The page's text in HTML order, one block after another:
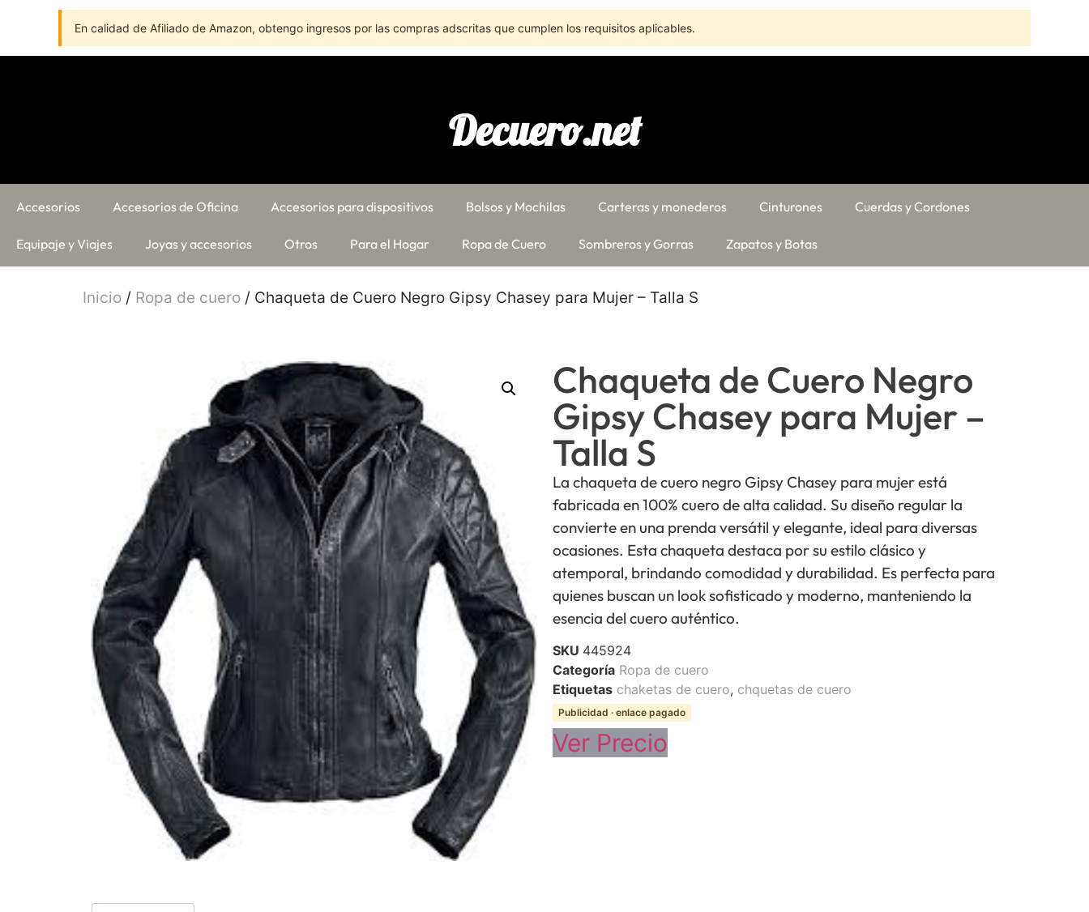
En calidad de Afiliado de Amazon, obtengo ingresos por las compras adscritas que cumplen los requisitos aplicables.
Decuero.net
Accesorios Accesorios de Oficina Accesorios para dispositivos Bolsos y Mochilas Carteras y monederos Cinturones Cuerdas y Cordones
Equipaje y Viajes Joyas y accesorios Otros Para el Hogar Ropa de Cuero Sombreros y Gorras Zapatos y Botas
Inicio / Ropa de cuero / Chaqueta de Cuero Negro Gipsy Chasey para Mujer – Talla S
Chaqueta de Cuero Negro
Gipsy Chasey para Mujer –
Talla S
La chaqueta de cuero negro Gipsy Chasey para mujer está
fabricada en 100% cuero de alta calidad. Su diseño regular la
convierte en una prenda versátil y elegante, ideal para diversas
ocasiones. Esta chaqueta destaca por su estilo clásico y
atemporal, brindando comodidad y durabilidad. Es perfecta para
quienes buscan un look sofisticado y moderno, manteniendo la
esencia del cuero auténtico.
SKU 445924
Categoría Ropa de cuero
Etiquetas chaketas de cuero, chquetas de cuero
Publicidad · enlace pagado
Ver Precio